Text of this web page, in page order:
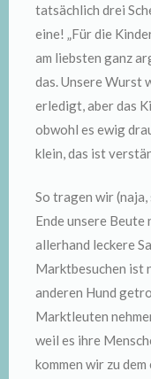
tatsächlich drei
eine! „Für die
am liebsten ganz
das. Unsere Wurst
erledigt, aber das
obwohl es ewig
klein, das ist
So tragen wir
Ende unsere Beute
allerhand leckere
Marktbesuchen ist
anderen Hund
Marktleuten
weil es ihre
kommen wir zu